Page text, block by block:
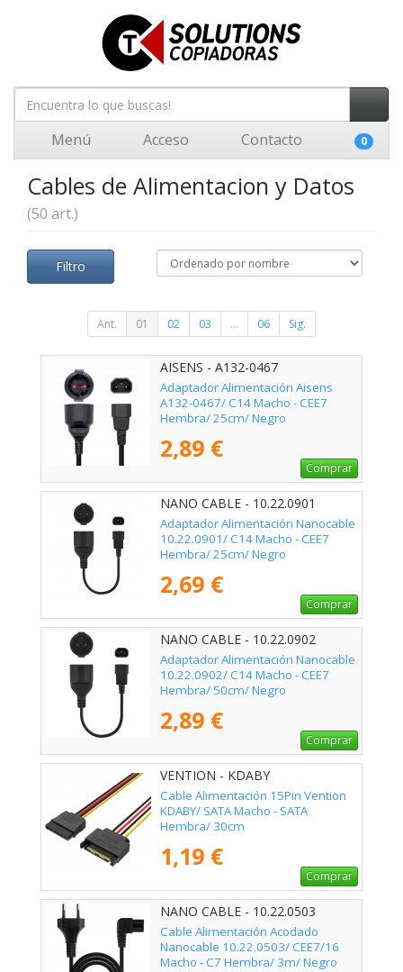
Menú Acceso Contacto 0
Cables de Alimentacion y Datos
(50 art.)
Filtro
Ant. 01 02 03 ... 06 Sig.
AISENS - A132-0467
Adaptador Alimentación Aisens
A132-0467/ C14 Macho - CEE7
Hembra/ 25cm/ Negro
2,89 €
Comprar
NANO CABLE - 10.22.0901
Adaptador Alimentación Nanocable
10.22.0901/ C14 Macho - CEE7
Hembra/ 25cm/ Negro
2,69 €
Comprar
NANO CABLE - 10.22.0902
Adaptador Alimentación Nanocable
10.22.0902/ C14 Macho - CEE7
Hembra/ 50cm/ Negro
2,89 €
Comprar
VENTION - KDABY
Cable Alimentación 15Pin Vention
KDABY/ SATA Macho - SATA
Hembra/ 30cm
1,19 €
Comprar
NANO CABLE - 10.22.0503
Cable Alimentación Acodado
Nanocable 10.22.0503/ CEE7/16
Macho - C7 Hembra/ 3m/ Negro